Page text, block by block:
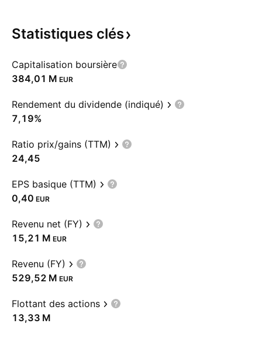
Statistiques clés
Capitalisation boursière
‪384,01 M‬ EUR
Rendement du dividende (indiqué)
7,19%
Ratio prix/gains (TTM)
24,45
EPS basique (TTM)
0,40 EUR
Revenu net (FY)
‪15,21 M‬ EUR
Revenu (FY)
‪529,52 M‬ EUR
Flottant des actions
‪13,33 M‬